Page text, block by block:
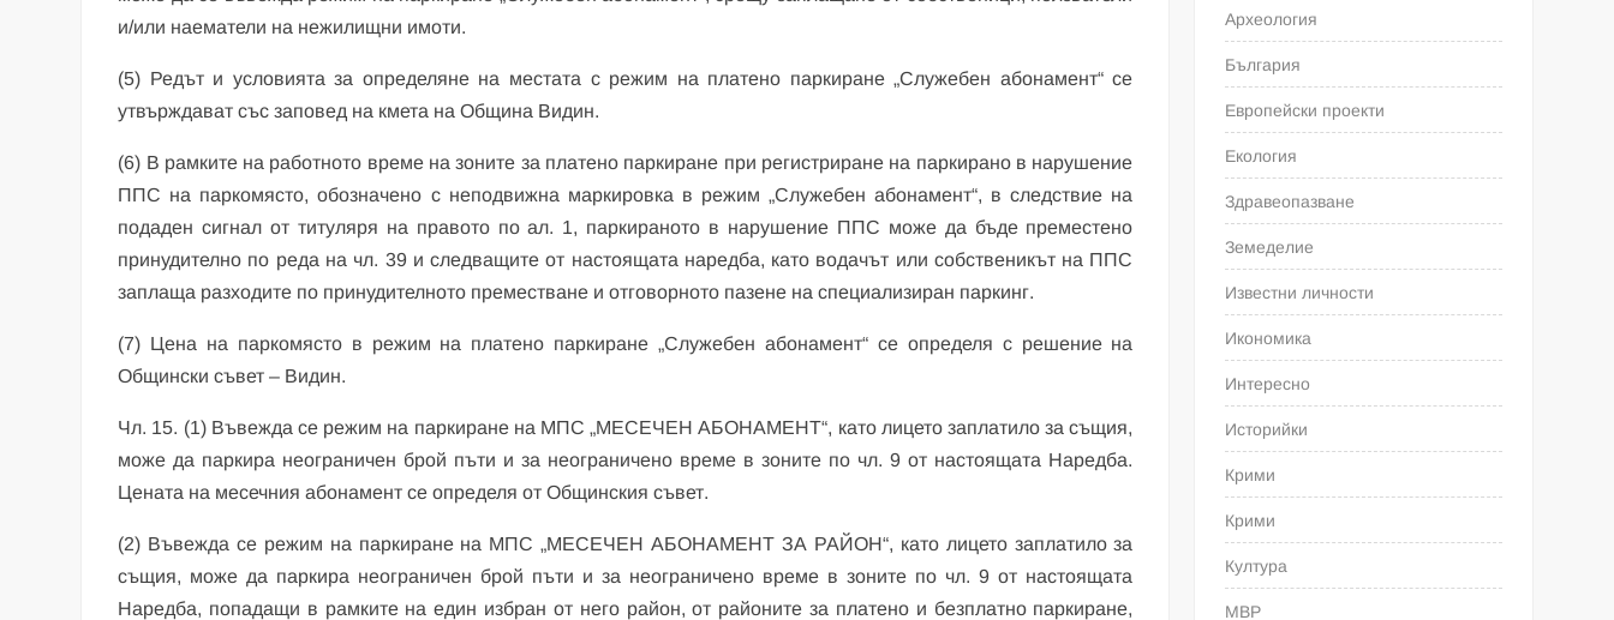
и/или наематели на нежилищни имоти.
(5) Редът и условията за определяне на местата с режим на платено паркиране „Служебен абонамент“ се
утвърждават със заповед на кмета на Община Видин.
(6) В рамките на работното време на зоните за платено паркиране при регистриране на паркирано в нарушение
ППС на паркомясто, обозначено с неподвижна маркировка в режим „Служебен абонамент“, в следствие на
подаден сигнал от титуляря на правото по ал. 1, паркираното в нарушение ППС може да бъде преместено
принудително по реда на чл. 39 и следващите от настоящата наредба, като водачът или собственикът на ППС
заплаща разходите по принудителното преместване и отговорното пазене на специализиран паркинг.
(7) Цена на паркомясто в режим на платено паркиране „Служебен абонамент“ се определя с решение на
Общински съвет – Видин.
Чл. 15. (1) Въвежда се режим на паркиране на МПС „МЕСЕЧЕН АБОНАМЕНТ“, като лицето заплатило за същия,
може да паркира неограничен брой пъти и за неограничено време в зоните по чл. 9 от настоящата Наредба.
Цената на месечния абонамент се определя от Общинския съвет.
(2) Въвежда се режим на паркиране на МПС „МЕСЕЧЕН АБОНАМЕНТ ЗА РАЙОН“, като лицето заплатило за
същия, може да паркира неограничен брой пъти и за неограничено време в зоните по чл. 9 от настоящата
Наредба, попадащи в рамките на един избран от него район, от районите за платено и безплатно паркиране,
Археология
България
Европейски проекти
Екология
Здравеопазване
Земеделие
Известни личности
Икономика
Интересно
Историйки
Крими
Крими
Култура
МВР